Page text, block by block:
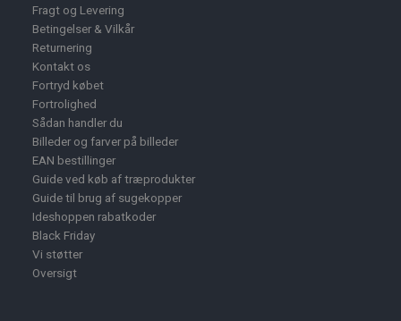
Fragt og Levering
Betingelser & Vilkår
Returnering
Kontakt os
Fortryd købet
Fortrolighed
Sådan handler du
Billeder og farver på billeder
EAN bestillinger
Guide ved køb af træprodukter
Guide til brug af sugekopper
Ideshoppen rabatkoder
Black Friday
Vi støtter
Oversigt